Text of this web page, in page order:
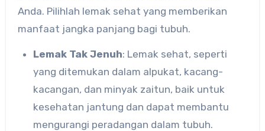
Anda. Pilihlah lemak sehat yang memberikan
manfaat jangka panjang bagi tubuh.
Lemak Tak Jenuh: Lemak sehat, seperti
yang ditemukan dalam alpukat, kacang-
kacangan, dan minyak zaitun, baik untuk
kesehatan jantung dan dapat membantu
mengurangi peradangan dalam tubuh.